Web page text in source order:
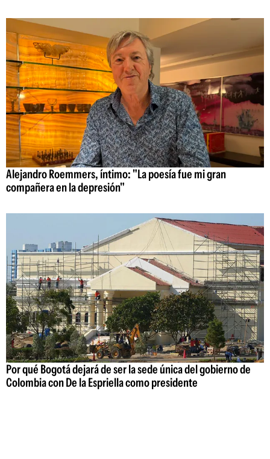
Alejandro Roemmers, íntimo: "La poesía fue mi gran
compañera en la depresión"
Por qué Bogotá dejará de ser la sede única del gobierno de
Colombia con De la Espriella como presidente